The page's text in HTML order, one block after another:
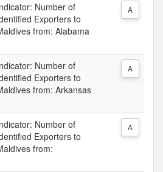
Number of
Exporters to
from: Alabama
A
Number of
Exporters to
from: Arkansas
A
Number of
Exporters to
from:
A